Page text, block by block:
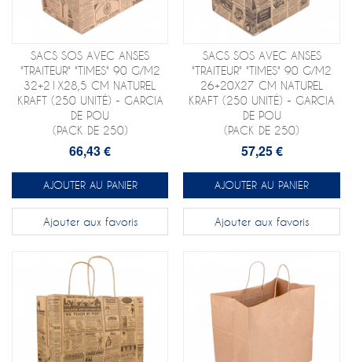
SACS SOS AVEC ANSES
"TRAITEUR" "TIMES" 90 G/M2
32+21X28,5 CM NATUREL
KRAFT (250 UNITÉ) - GARCIA
DE POU
(PACK DE 250)
66,43 €
AJOUTER AU PANIER
Ajouter aux favoris
SACS SOS AVEC ANSES
"TRAITEUR" "TIMES" 90 G/M2
26+20X27 CM NATUREL
KRAFT (250 UNITÉ) - GARCIA
DE POU
(PACK DE 250)
57,25 €
AJOUTER AU PANIER
Ajouter aux favoris